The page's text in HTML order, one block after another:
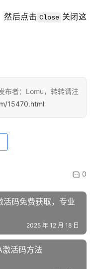
然后点击 Close 关闭这
布者：Lomu，转转请注
15470.html
0
码免费获取，专业
2025 年 12 月 18 日
活码方法